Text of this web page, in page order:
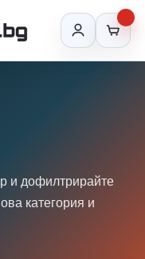
и дофилтрирайте
категория и